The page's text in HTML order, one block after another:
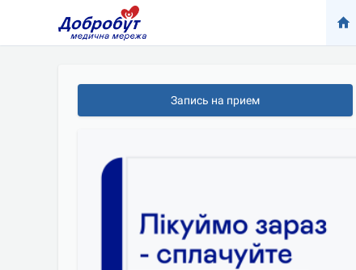
Запись на прием